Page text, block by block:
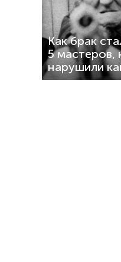
Как брак
5 мастеров,
нарушили